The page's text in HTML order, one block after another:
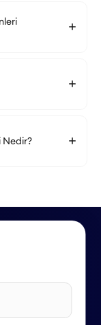
Nedir?